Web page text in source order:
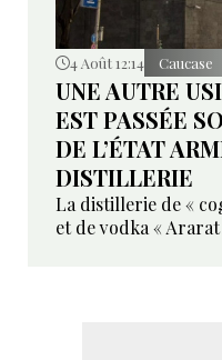
4 Août 12:14 Caucase
UNE AUTRE
EST PASSÉE
DE L’ÉTAT
DISTILLERIE
La distillerie de «
et de vodka « Ararat